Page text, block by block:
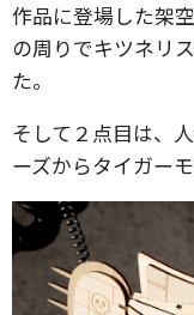
作品に登場した架
の周りでキツネリ
た。
そして２点目は、
ーズからタイガー